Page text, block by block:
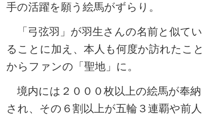
手の活躍を願う絵馬がずらり。
「弓弦羽」が羽生さんの名前と似てい
ることに加え、本人も何度か訪れたこと
からファンの「聖地」に。
境内には２０００枚以上の絵馬が奉納
され、その６割以上が五輪３連覇や前人